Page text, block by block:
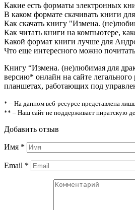
Какие есть форматы электронных
В каком формате скачивать книги
Как скачать книгу "Измена.
Как читать книги на компьютере,
Какой формат книги лучше для
Что еще интересного можно
Книгу “Измена. (не)любимая для
версию* онлайн на сайте
планшетах, работающих под
* – На данном веб-ресурсе представлена
** – Наш сайт не поддерживает пиратскую
Добавить отзыв
Имя *
Email *